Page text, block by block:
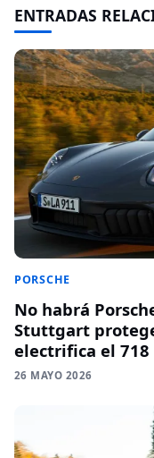
ENTRADAS
PORSCHE
No habrá
Stuttgart
electrifica el 718
26 MAYO 2026